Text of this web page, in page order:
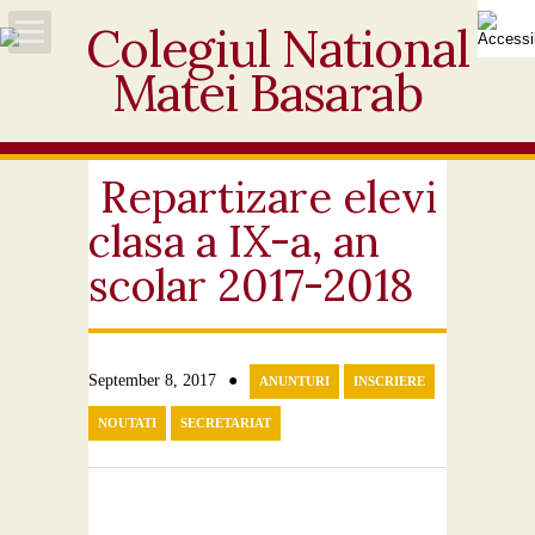
Acasă
Noutăți
Personal
Elevi
Repartizare elevi
clasa a IX-a, an
scolar 2017-2018
September 8, 2017 ● ANUNTURI INSCRIERE
NOUTATI SECRETARIAT